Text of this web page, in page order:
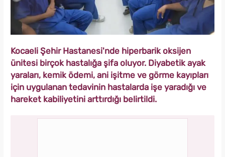
Kocaeli Şehir Hastanesi'nde hiperbarik oksijen
ünitesi birçok hastalığa şifa oluyor. Diyabetik ayak
yaraları, kemik ödemi, ani işitme ve görme kayıpları
için uygulanan tedavinin hastalarda işe yaradığı ve
hareket kabiliyetini arttırdığı belirtildi.